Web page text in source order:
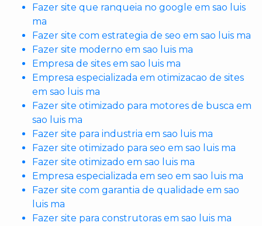
Fazer site que ranqueia no google em sao luis
ma
Fazer site com estrategia de seo em sao luis ma
Fazer site moderno em sao luis ma
Empresa de sites em sao luis ma
Empresa especializada em otimizacao de sites
em sao luis ma
Fazer site otimizado para motores de busca em
sao luis ma
Fazer site para industria em sao luis ma
Fazer site otimizado para seo em sao luis ma
Fazer site otimizado em sao luis ma
Empresa especializada em seo em sao luis ma
Fazer site com garantia de qualidade em sao
luis ma
Fazer site para construtoras em sao luis ma